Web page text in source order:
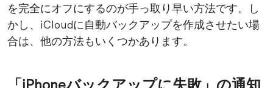
を完全にオフにするのが手っ取り早い方法です。し
かし、iCloudに自動バックアップを作成させたい場
合は、他の方法もいくつかあります。